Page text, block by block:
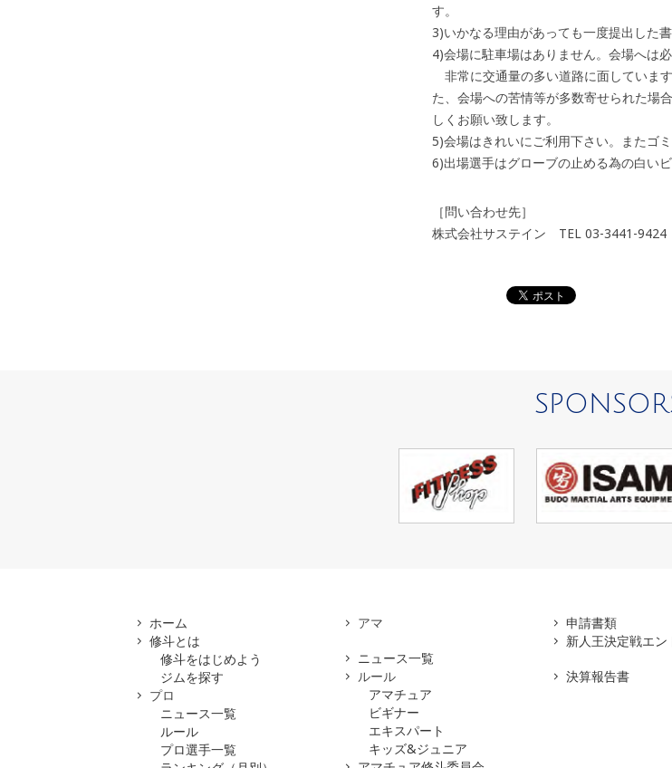
す。
3)いかなる理由があっても一度提出した
4)会場に駐車場はありません。会場へは
非常に交通量の多い道路に面していま
た、会場への苦情等が多数寄せられた場
しくお願い致します。
5)会場はきれいにご利用下さい。またゴ
6)出場選手はグローブの止める為の白い
［問い合わせ先］
株式会社サステイン TEL 03-3441-9424
ホーム
修斗とは
修斗をはじめよう
ジムを探す
プロ
ニュース一覧
ルール
プロ選手一覧
アマ
ニュース一覧
ルール
アマチュア
ビギナー
エキスパート
キッズ&ジュニア
申請書類
新人王決定戦エン
決算報告書